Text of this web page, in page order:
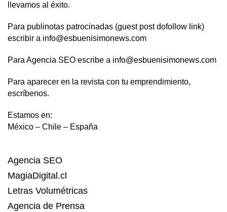
llevamos al éxito.
Para publinotas patrocinadas (guest post dofollow link)
escribir a info@esbuenisimonews.com
Para Agencia SEO escribe a info@esbuenisimonews.com
Para aparecer en la revista con tu emprendimiento,
escríbenos.
Estamos en:
México – Chile – España
Agencia SEO
MagiaDigital.cl
Letras Volumétricas
Agencia de Prensa